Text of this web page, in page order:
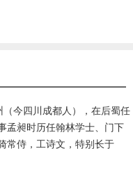
（今四川成都人），在后蜀任
孟昶时历任翰林学士、门下
常侍，工诗文，特别长于